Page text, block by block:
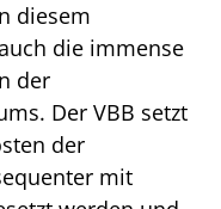
diesem
die immense
der
Der VBB setzt
der
mit